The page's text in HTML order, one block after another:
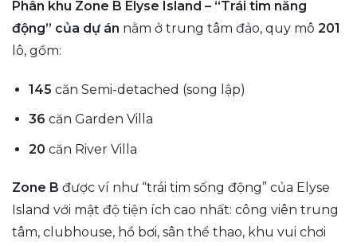
Phân khu Zone B Elyse Island – “Trái tim năng
động” của dự án nằm ở trung tâm đảo, quy mô 201
lô, gồm:
145 căn Semi-detached (song lập)
36 căn Garden Villa
20 căn River Villa
Zone B được ví như “trái tim sống động” của Elyse
Island với mật độ tiện ích cao nhất: công viên trung
tâm, clubhouse, hồ bơi, sân thể thao, khu vui chơi